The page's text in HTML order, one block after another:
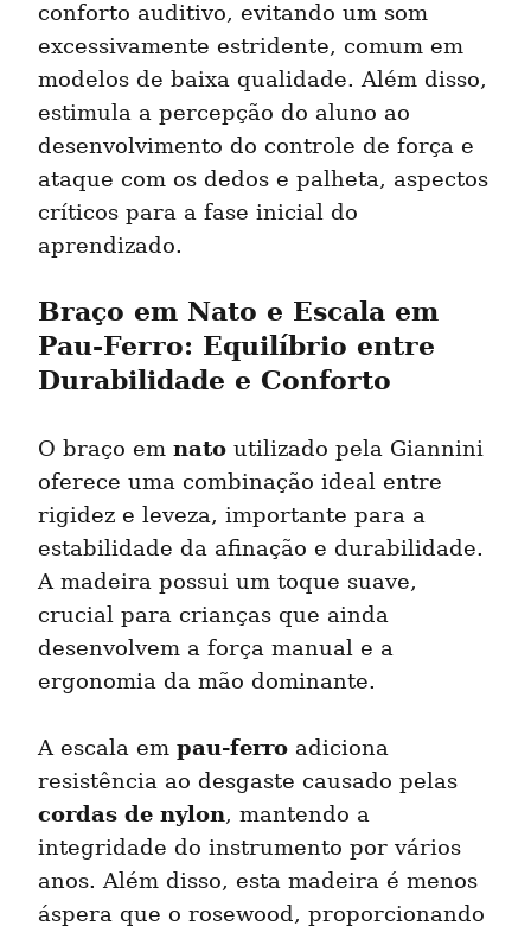
conforto auditivo, evitando um som
excessivamente estridente, comum em
modelos de baixa qualidade. Além disso,
estimula a percepção do aluno ao
desenvolvimento do controle de força e
ataque com os dedos e palheta, aspectos
críticos para a fase inicial do
aprendizado.
Braço em Nato e Escala em
Pau-Ferro: Equilíbrio entre
Durabilidade e Conforto
O braço em nato utilizado pela Giannini
oferece uma combinação ideal entre
rigidez e leveza, importante para a
estabilidade da afinação e durabilidade.
A madeira possui um toque suave,
crucial para crianças que ainda
desenvolvem a força manual e a
ergonomia da mão dominante.
A escala em pau-ferro adiciona
cordas de nylon, mantendo a
integridade do instrumento por vários
anos. Além disso, esta madeira é menos
áspera que o rosewood, proporcionando